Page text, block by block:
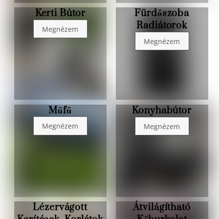
Link
Kerti Bútor
Megnézem
Link
Fürdőszoba
Radiátorok
Megnézem
Link
Műfű
Megnézem
Link
Lézervágott
Link
Konyhabútor
Megnézem
Link
Átvilágítható